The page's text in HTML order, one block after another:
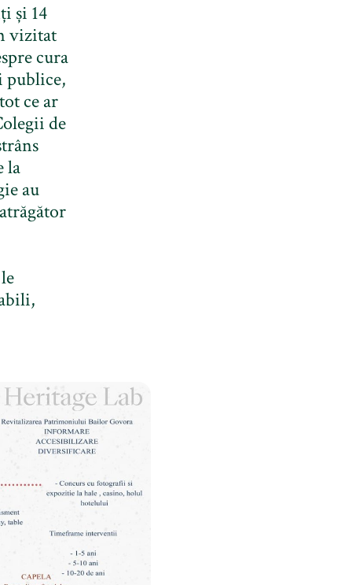
și 14
vizitat
cura
publice,
ce ar
de
la
au